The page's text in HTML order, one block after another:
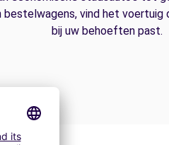
bestelwagens, vind het
bij uw behoeften past.